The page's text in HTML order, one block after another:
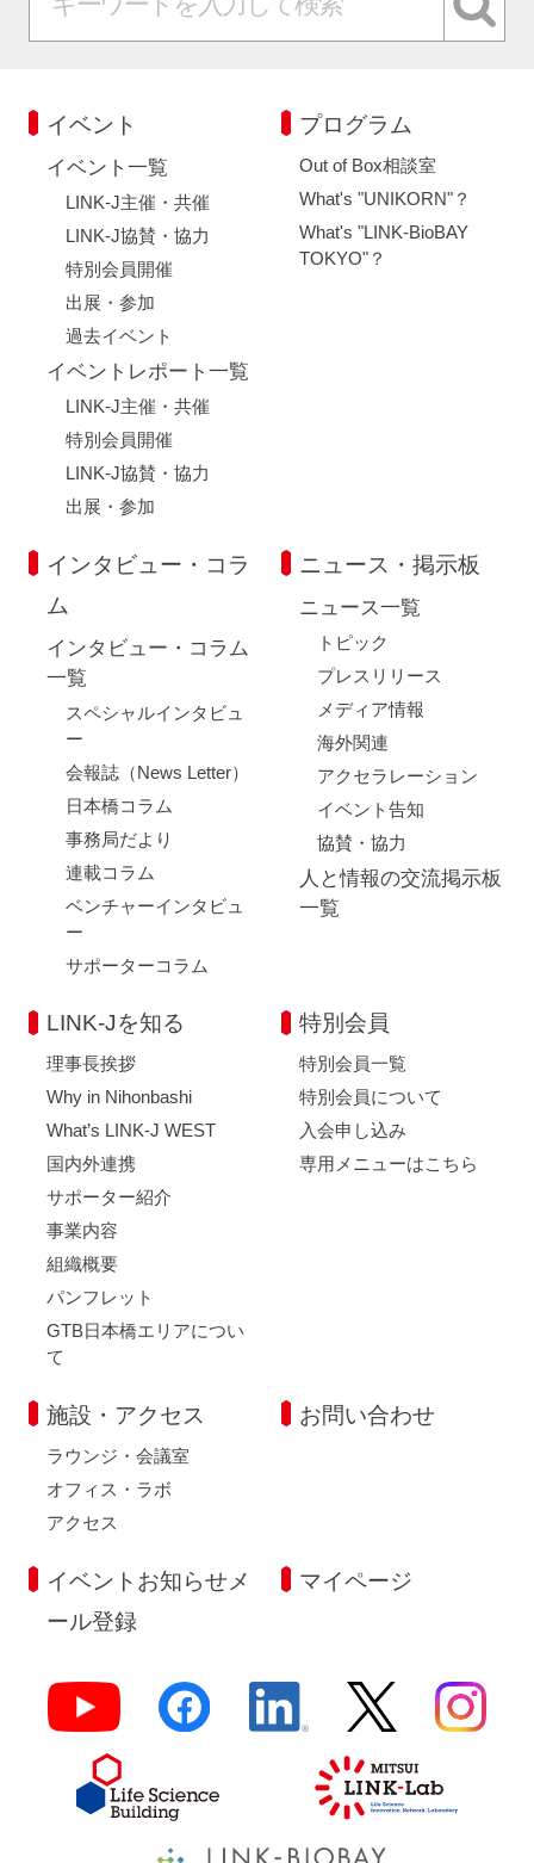
イベント
イベント一覧
LINK-J主催・共催
LINK-J協賛・協力
特別会員開催
出展・参加
過去イベント
イベントレポート一覧
LINK-J主催・共催
特別会員開催
LINK-J協賛・協力
出展・参加
プログラム
Out of Box相談室
What's "UNIKORN"？
What's "LINK-BioBAY
TOKYO"？
インタビュー・コラ
ム
インタビュー・コラム
一覧
スペシャルインタビュ
ー
会報誌（News Letter）
日本橋コラム
事務局だより
連載コラム
ベンチャーインタビュ
ー
サポーターコラム
ニュース・掲示板
ニュース一覧
トピック
プレスリリース
メディア情報
海外関連
アクセラレーション
イベント告知
協賛・協力
人と情報の交流掲示板
一覧
LINK-Jを知る
理事長挨拶
Why in Nihonbashi
What’s LINK-J WEST
国内外連携
サポーター紹介
事業内容
組織概要
パンフレット
GTB日本橋エリアについ
て
特別会員
特別会員一覧
特別会員について
入会申し込み
専用メニューはこちら
施設・アクセス
ラウンジ・会議室
オフィス・ラボ
アクセス
お問い合わせ
イベントお知らせメ
ール登録
マイページ